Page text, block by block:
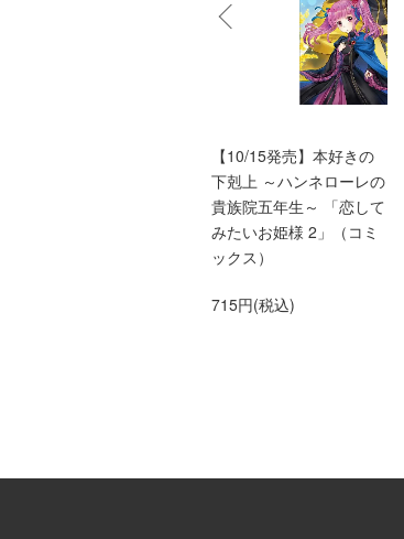
【10/15発売】本好きの
下剋上 ～ハンネローレの
貴族院五年生～ 「恋して
みたいお姫様 2」（コミ
ックス）
715円(税込)